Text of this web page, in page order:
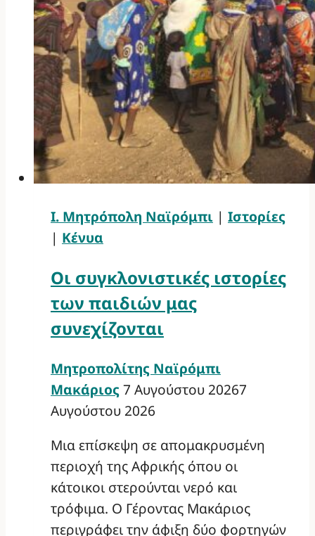
Ι. Μητρόπολη Ναϊρόμπι | Ιστορίες
| Κένυα
Οι συγκλονιστικές ιστορίες
των παιδιών μας
συνεχίζονται
Μητροπολίτης Ναϊρόμπι
Μακάριος 7 Αυγούστου 20267
Αυγούστου 2026
Μια επίσκεψη σε απομακρυσμένη
περιοχή της Αφρικής όπου οι
κάτοικοι στερούνται νερό και
τρόφιμα. Ο Γέροντας Μακάριος
περιγράφει την άφιξη δύο φορτηγών